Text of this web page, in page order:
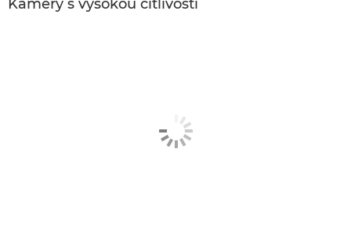
Kamery s vysokou citlivostí